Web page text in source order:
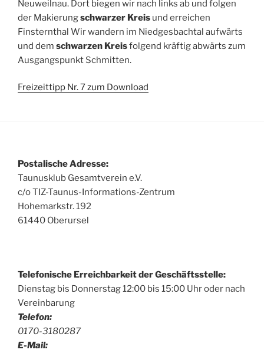
Neuweilnau. Dort biegen wir nach links ab und folgen
der Makierungschwarzer Kreis und erreichen
Finsternthal Wir wandern im Niedgesbachtal aufwärts
und dem schwarzen Kreisfolgend kräftig abwärts zum
Ausgangspunkt Schmitten.
Freizeittipp Nr. 7 zum Download
Postalische Adresse:
Taunusklub Gesamtverein e.V.
c/o TIZ-Taunus-Informations-Zentrum
Hohemarkstr. 192
61440 Oberursel
Telefonische Erreichbarkeit der Geschäftsstelle:
Dienstag bis Donnerstag 12:00 bis 15:00 Uhr oder nach
Vereinbarung
Telefon:
0170-3180287
E-Mail: